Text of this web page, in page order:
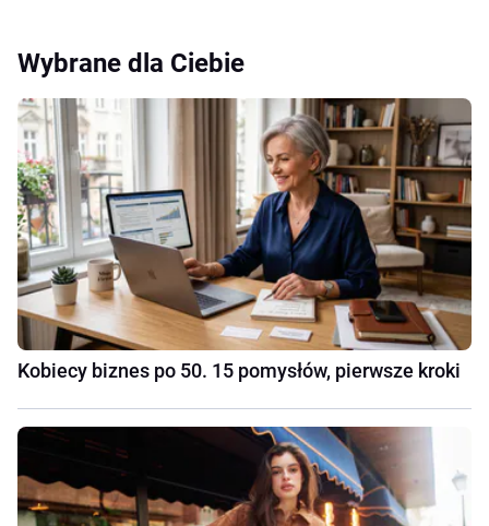
Wybrane dla Ciebie
Kobiecy biznes po 50. 15 pomysłów, pierwsze kroki